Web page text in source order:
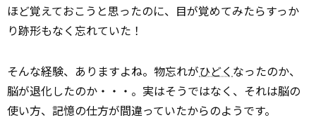
ほど覚えておこうと思ったのに、目が覚めてみたらすっか
り跡形もなく忘れていた！
そんな経験、ありますよね。物忘れがひどく なったのか、
脳が退化したのか・・・。実はそうではなく、それは脳の
使い方、記憶の仕方が間違っていたからのようです。